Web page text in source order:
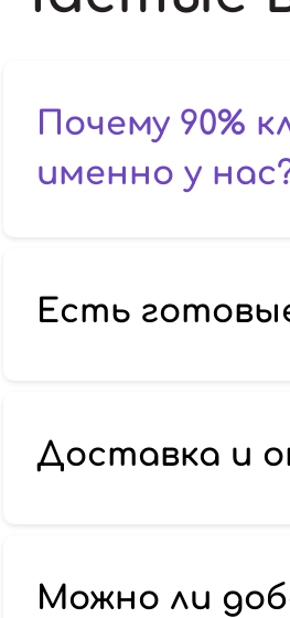
Почему 90%
именно у
Есть
Доставка и
Можно ли